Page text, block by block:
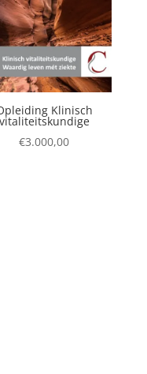
Klinisch
vitaliteitskundige
€3.000,00